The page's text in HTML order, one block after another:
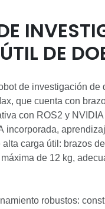
DE
de investigación
que cuenta con
con ROS2 y
incorporada,
carga útil: brazos
de 12 kg,
robustos: